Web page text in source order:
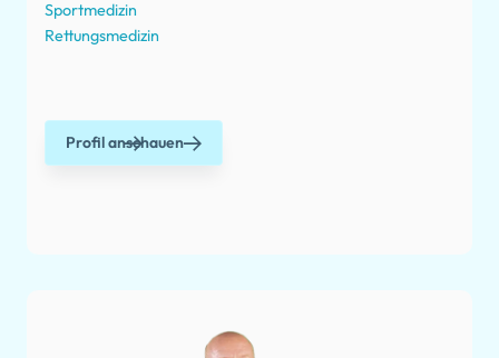
Sportmedizin
Rettungsmedizin
Profil anschauen